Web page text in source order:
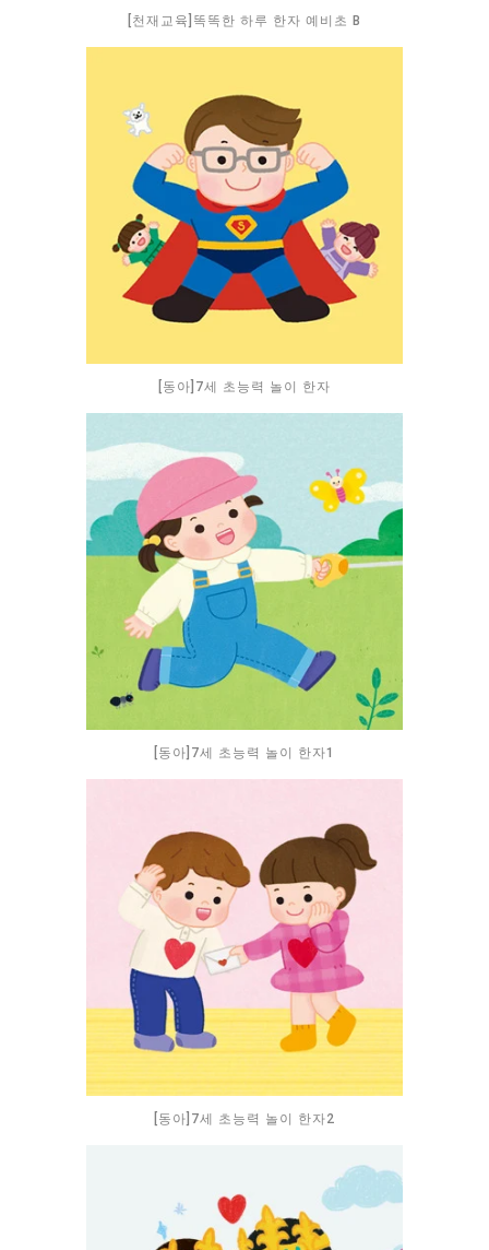
[천재교육]똑똑한 하루 한자 예비초 B
[동아]7세 초능력 놀이 한자
[동아]7세 초능력 놀이 한자1
[동아]7세 초능력 놀이 한자2